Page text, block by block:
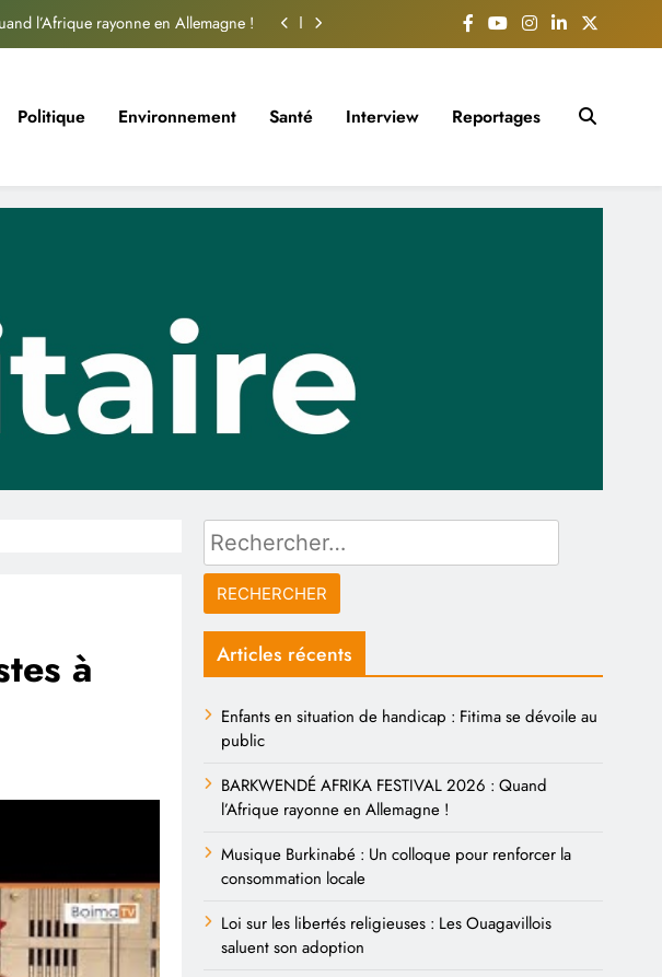
l’Afrique rayonne en Allemagne !
Ouagavillois saluent son adoption
l’Afrique rayonne en Allemagne !
Politique Environnement Santé Interview Reportages
à
Rechercher :
Articles récents
Enfants en situation de handicap : Fitima se dévoile au
public
BARKWENDÉ AFRIKA FESTIVAL 2026 : Quand
l’Afrique rayonne en Allemagne !
Musique Burkinabé : Un colloque pour renforcer la
consommation locale
Loi sur les libertés religieuses : Les Ouagavillois
saluent son adoption